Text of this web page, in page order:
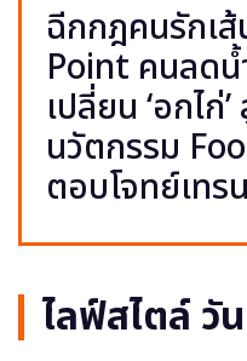
ฉีกกฎคนรักเ
Point คนลดน้
เปลี่ยน ‘อกไก่’
นวัตกรรม
ตอบโจทย์เทร
ไลฟ์สไตล์ วั